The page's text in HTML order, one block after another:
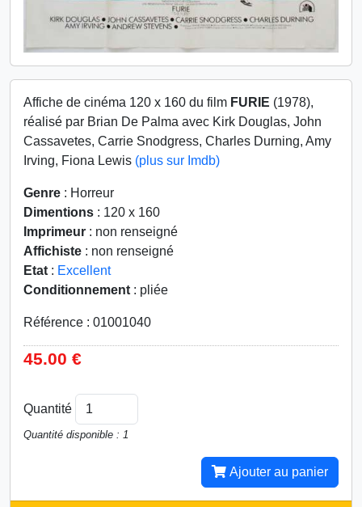
Affiche de cinéma 120 x 160 du film FURIE (1978),
réalisé par Brian De Palma avec Kirk Douglas, John
Cassavetes, Carrie Snodgress, Charles Durning, Amy
Irving, Fiona Lewis (plus sur Imdb)
Genre : Horreur
Dimentions : 120 x 160
Imprimeur : non renseigné
Affichiste : non renseigné
Etat : Excellent
Conditionnement : pliée
Référence : 01001040
45.00 €
Quantité
Quantité disponible : 1
Ajouter au panier